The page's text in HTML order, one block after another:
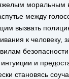
моральным
между
вызвать
к человеку,
и
становясь